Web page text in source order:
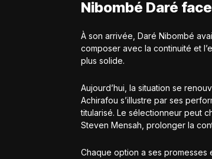
Nibombé Daré
À son arrivée, Daré Nibombé
composer avec la continuité et
plus solide.
Aujourd’hui, la situation se
Achirafou s’illustre par ses
titularisé. Le sélectionneur peut
Steven Mensah, prolonger la
Chaque option a ses promesses